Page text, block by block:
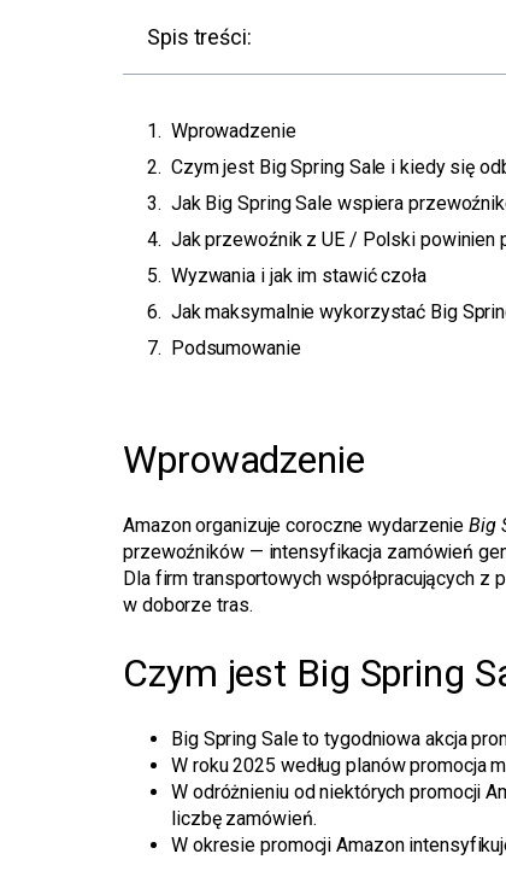
Spis treści:
Wprowadzenie
Czym jest Big Spring Sale i kiedy się
Jak Big Spring Sale wspiera
Jak przewoźnik z UE / Polski powinien
Wyzwania i jak im stawić czoła
Jak maksymalnie wykorzystać Big
Podsumowanie
Wprowadzenie
Amazon organizuje coroczne wydarzenieBig
przewoźników — intensyfikacja zamówień
Dla firm transportowych współpracujących
w doborze tras.
Czym jest Big Spring
Big Spring Sale to tygodniowa akcja
W roku 2025 według planów promocja
W odróżnieniu od niektórych promocji
liczbę zamówień.
W okresie promocji Amazon